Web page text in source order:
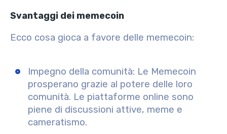
Svantaggi dei memecoin
Ecco cosa gioca a favore delle memecoin:
Impegno della comunità: Le Memecoin
prosperano grazie al potere delle loro
comunità. Le piattaforme online sono
piene di discussioni attive, meme e
cameratismo.